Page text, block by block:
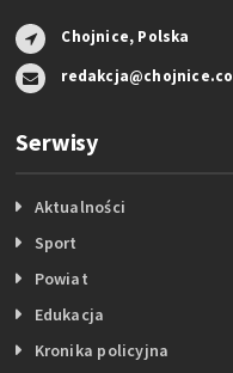
Chojnice, Polska
Serwisy
Aktualności
Sport
Powiat
Edukacja
Kronika policyjna